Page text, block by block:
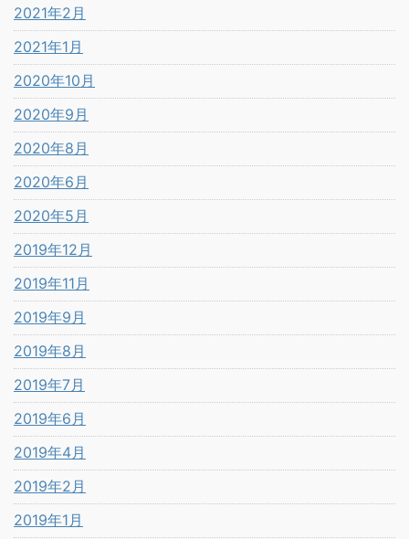
2021年2月
2021年1月
2020年10月
2020年9月
2020年8月
2020年6月
2020年5月
2019年12月
2019年11月
2019年9月
2019年8月
2019年7月
2019年6月
2019年4月
2019年2月
2019年1月